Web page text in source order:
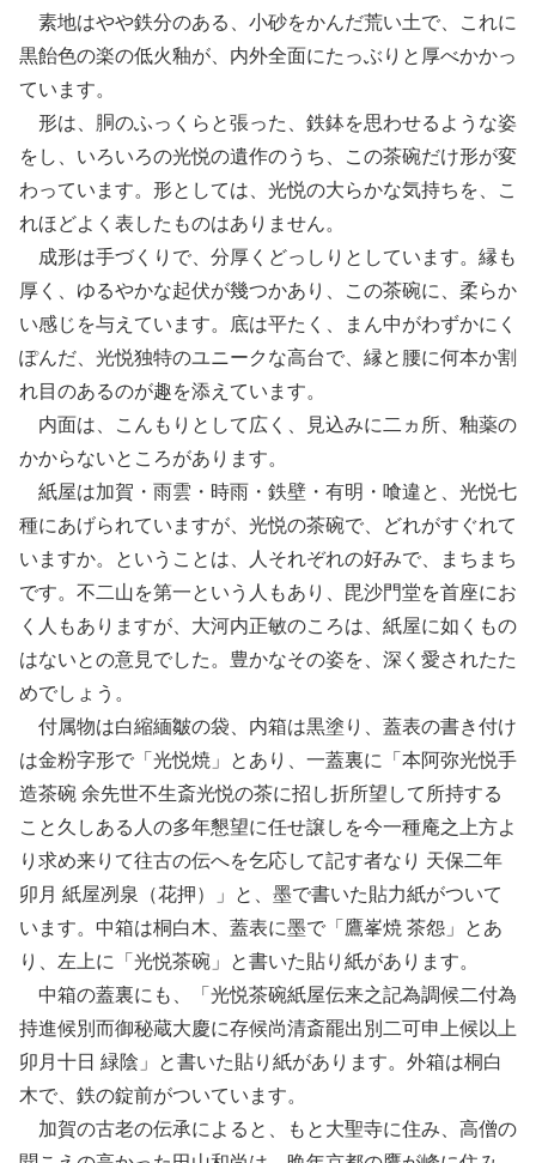
素地はやや鉄分のある、小砂をかんだ荒い土で、これに
黒飴色の楽の低火釉が、内外全面にたっぶりと厚べかかっ
ています。
形は、胴のふっくらと張った、鉄鉢を思わせるような姿
をし、いろいろの光悦の遺作のうち、この茶碗だけ形が変
わっています。形としては、光悦の大らかな気持ちを、こ
れほどよく表したものはありません。
成形は手づくりで、分厚くどっしりとしています。縁も
厚く、ゆるやかな起伏が幾つかあり、この茶碗に、柔らか
い感じを与えています。底は平たく、まん中がわずかにく
ぽんだ、光悦独特のユニークな高台で、縁と腰に何本か割
れ目のあるのが趣を添えています。
内面は、こんもりとして広く、見込みに二ヵ所、釉薬の
かからないところがあります。
紙屋は加賀・雨雲・時雨・鉄壁・有明・喰違と、光悦七
種にあげられていますが、光悦の茶碗で、どれがすぐれて
いますか。ということは、人それぞれの好みで、まちまち
です。不二山を第一という人もあり、毘沙門堂を首座にお
く人もありますが、大河内正敏のころは、紙屋に如くもの
はないとの意見でした。豊かなその姿を、深く愛されたた
めでしょう。
付属物は白縮緬皺の袋、内箱は黒塗り、蓋表の書き付け
は金粉字形で「光悦焼」とあり、一蓋裏に「本阿弥光悦手
造茶碗 余先世不生斎光悦の茶に招し折所望して所持する
こと久しある人の多年懇望に任せ譲しを今一種庵之上方よ
り求め来りて往古の伝へを乞応して記す者なり 天保二年
卯月 紙屋冽泉（花押）」と、墨で書いた貼力紙がついて
います。中箱は桐白木、蓋表に墨で「鷹峯焼 茶怨」とあ
り、左上に「光悦茶碗」と書いた貼り紙があります。
中箱の蓋裏にも、「光悦茶碗紙屋伝来之記為調候二付為
持進候別而御秘蔵大慶に存候尚清斎罷出別二可申上候以上
卯月十日 緑陰」と書いた貼り紙があります。外箱は桐白
木で、鉄の錠前がついています。
加賀の古老の伝承によると、もと大聖寺に住み、高僧の